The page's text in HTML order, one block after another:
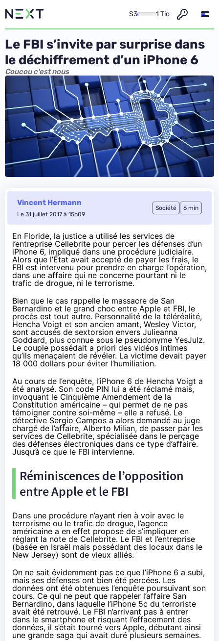
S3 1 Tio
Le FBI s’invite par surprise dans
le déchiffrement d’un iPhone 6
Coucou c'est nous
Vincent Hermann
Le 31 juillet 2017 à 15h09
Société 6 min
En Floride, la justice a utilisé les services de
l’entreprise Cellebrite pour percer les défenses d’un
iPhone 6, impliqué dans une procédure judiciaire.
Alors que l’État avait accepté de payer les frais, le
FBI est intervenu pour prendre en charge l’opération,
dans une affaire qui ne concerne pourtant ni le
trafic de drogue, ni le terrorisme.
Bien que le cas rappelle le massacre de San
Bernardino et le grand choc entre Apple et FBI, le
procès est tout autre. Personnalité de la téléréalité,
Hencha Voigt et son ancien amant, Wesley Victor,
sont accusés de sextorsion envers Julieanna
Goddard, plus connue sous le pseudonyme YesJulz.
Le couple possédait a priori des vidéos intimes
qu’ils menaçaient de révéler. La victime devait payer
18 000 dollars pour éviter l’humiliation.
Au cours de l’enquête, l’iPhone 6 de Hencha Voigt a
été analysé. Son code PIN lui a été réclamé mais,
invoquant le Cinquième Amendement de la
Constitution américaine – qui permet de ne pas
témoigner contre soi-même – elle a refusé. Le
détective Sergio Campos a alors demandé au juge
chargé de l’affaire, Alberto Milian, de passer par les
services de Cellebrite, spécialisée dans le perçage
des défenses électroniques dans ce type d’affaire.
Jusqu’à ce que le FBI intervienne.
Réminiscences de l’opposition
entre Apple et le FBI
Dans une procédure n’ayant rien à voir avec le
terrorisme ou le trafic de drogue, l’agence
américaine a en effet proposé de s’impliquer en
réglant la note de Cellebrite. Le FBI et l’entreprise
(basée en Israël mais possédant des locaux dans le
New Jersey) sont de vieux alliés.
On ne sait évidemment pas ce que l’iPhone 6 a subi,
mais ses défenses ont bien été percées. Les
données ont été obtenues l’enquête poursuivant son
cours. Ce qui ne peut que rappeler l’affaire San
Bernardino, dans laquelle l’iPhone 5c du terroriste
avait été retrouvé. Le FBI n’arrivant pas à entrer
dans le smartphone et risquant l’effacement des
données, il s’était tourné vers Apple, débutant ainsi
une grande saga qui avait duré plusieurs semaines.